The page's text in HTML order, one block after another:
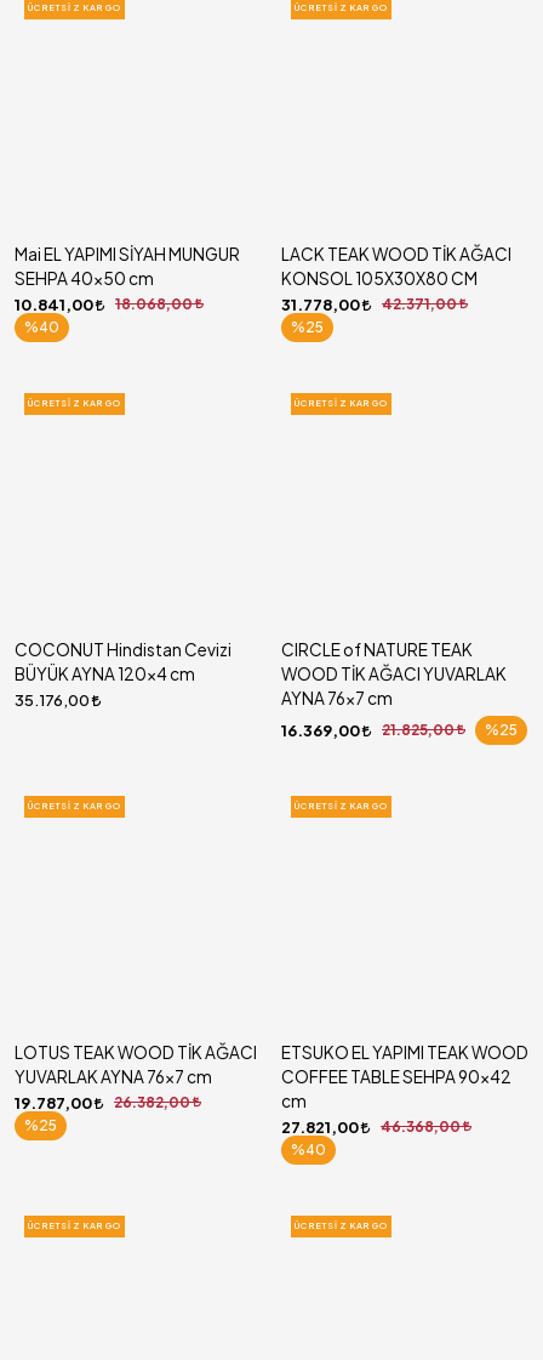
ÜCRETSIZ KARGO
Mai EL YAPIMI SİYAH MUNGUR
SEHPA 40x50 cm
10.841,00
18.068,00
%40
ÜCRETSIZ KARGO
LACK TEAK WOOD TİK AĞACI
KONSOL 105X30X80 CM
31.778,00
42.371,00
%25
ÜCRETSIZ KARGO
COCONUT Hindistan Cevizi
BÜYÜK AYNA 120x4 cm
35.176,00
ÜCRETSIZ KARGO
CIRCLE of NATURE TEAK
WOOD TİK AĞACI YUVARLAK
AYNA 76x7 cm
16.369,00 21.825,00 %25
ÜCRETSIZ KARGO
LOTUS TEAK WOOD TİK AĞACI
YUVARLAK AYNA 76x7 cm
19.787,00
26.382,00
%25
ÜCRETSIZ KARGO
ETSUKO EL YAPIMI TEAK WOOD
COFFEE TABLE SEHPA 90x42
cm
27.821,00
46.368,00
%40
ÜCRETSIZ KARGO ÜCRETSIZ KARGO